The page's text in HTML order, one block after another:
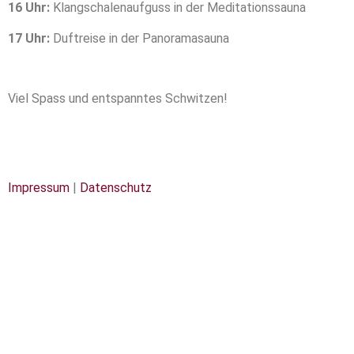
16 Uhr: Klangschalenaufguss in der Meditationssauna
17 Uhr: Duftreise in der Panoramasauna
Viel Spass und entspanntes Schwitzen!
Impressum | Datenschutz